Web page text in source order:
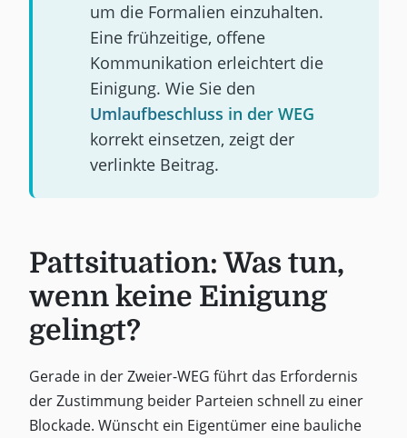
um die Formalien einzuhalten.
Eine frühzeitige, offene
Kommunikation erleichtert die
Einigung. Wie Sie den
Umlaufbeschluss in der WEG
korrekt einsetzen, zeigt der
verlinkte Beitrag.
Pattsituation: Was tun,
wenn keine Einigung
gelingt?
Gerade in der Zweier-WEG führt das Erfordernis
der Zustimmung beider Parteien schnell zu einer
Blockade. Wünscht ein Eigentümer eine bauliche